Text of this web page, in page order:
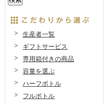
生産者一覧
ギフトサービス
専用箱付きの商品
容量を選ぶ
ハーフボトル
フルボトル